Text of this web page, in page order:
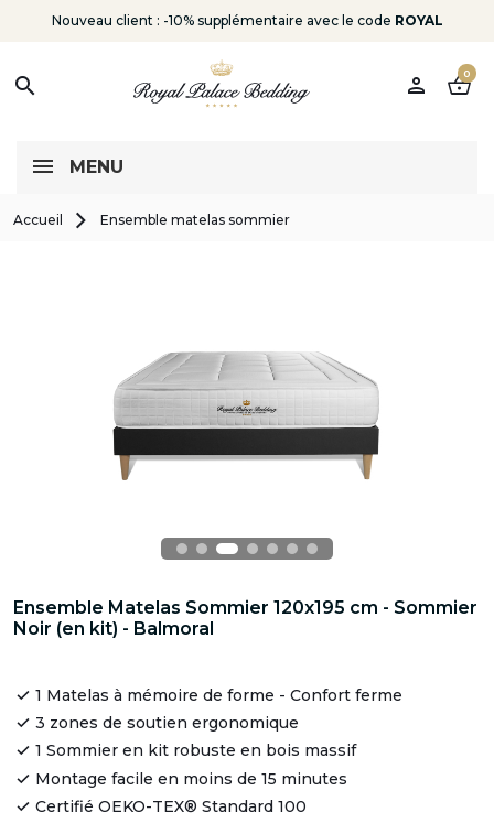
Nouveau client : -10% supplémentaire avec le code ROYAL
search person shopping_basket
0
MENU
Accueil Ensemble matelas sommier
Ensemble Matelas Sommier 120x195 cm - Sommier
Noir (en kit) - Balmoral
1 Matelas à mémoire de forme - Confort ferme
3 zones de soutien ergonomique
1 Sommier en kit robuste en bois massif
Montage facile en moins de 15 minutes
Certifié OEKO-TEX® Standard 100